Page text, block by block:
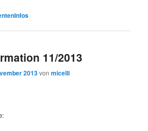
11/2013
2013vonmicelli